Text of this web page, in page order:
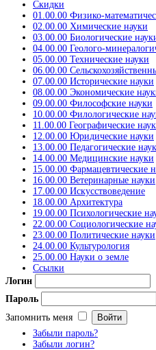
Скидки
01.00.00 Физико-
02.00.00 Химические науки
03.00.00 Биологические
04.00.00 Геолого-
05.00.00 Технические науки
06.00.00
07.00.00 Исторические науки
08.00.00 Экономические
09.00.00 Философские науки
10.00.00 Филологические
11.00.00 Географические
12.00.00 Юридические науки
13.00.00 Педагогические
14.00.00 Медицинские науки
15.00.00 Фармацевтические
16.00.00 Ветеринарные науки
17.00.00 Искусствоведение
18.00.00 Архитектура
19.00.00 Психологические
22.00.00 Социологические
23.00.00 Политические науки
24.00.00 Культурология
25.00.00 Науки о земле
Ссылки
Логин
Пароль
Запомнить меня
Забыли пароль?
Забыли логин?